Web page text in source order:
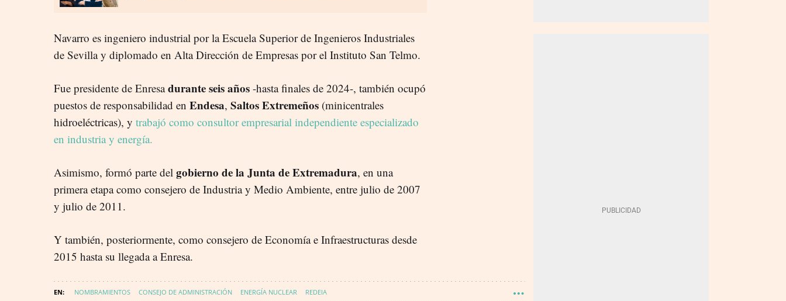
Navarro es ingeniero industrial por la Escuela Superior de Ingenieros Industriales
de Sevilla y diplomado en Alta Dirección de Empresas por el Instituto San Telmo.
Fue presidente de Enresadurante seis años -hasta finales de 2024-, también ocupó
puestos de responsabilidad en Endesa, Saltos Extremeños (minicentrales
hidroeléctricas), y trabajó como consultor empresarial independiente especializado
en industria y energía.
Asimismo, formó parte del gobierno de la Junta de Extremadura, en una
primera etapa como consejero de Industria y Medio Ambiente, entre julio de 2007
y julio de 2011.
Y también, posteriormente, como consejero de Economía e Infraestructuras desde
2015 hasta su llegada a Enresa.
NOMBRAMIENTOS CONSEJO DE ADMINISTRACIÓN ENERGÍA NUCLEAR REDEIA